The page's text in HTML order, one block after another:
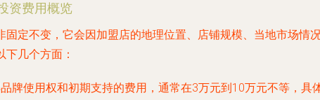
资费用概览
固定不变，它会因加盟店的地理位置、店铺规模、当地市场
几个方面：
品牌使用权和初期支持的费用，通常在3万元到10万元不等，具